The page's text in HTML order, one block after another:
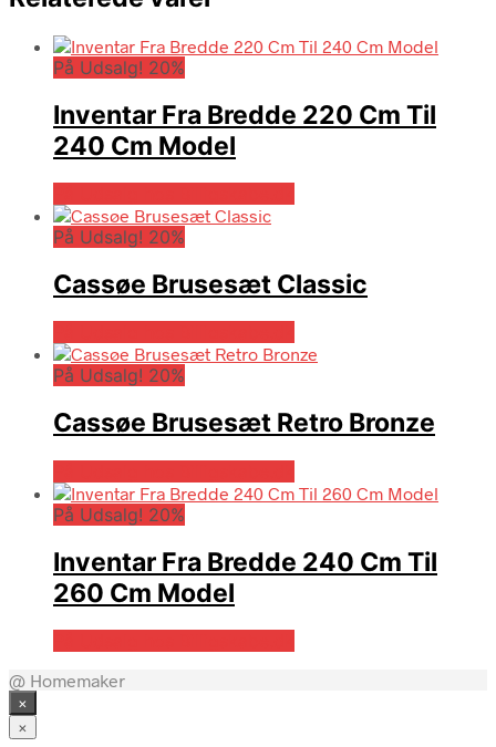
På Udsalg! 20%
Inventar Fra Bredde 220 Cm Til
240 Cm Model
På Udsalg! 20%
Cassøe Brusesæt Classic
På Udsalg! 20%
Cassøe Brusesæt Retro Bronze
På Udsalg! 20%
Inventar Fra Bredde 240 Cm Til
260 Cm Model
@ Homemaker
×
×